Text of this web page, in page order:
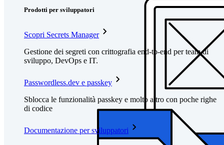
Prodotti per sviluppatori
Scopri Secrets Manager
Gestione dei segreti con crittografia end-to-end per team di
sviluppo, DevOps e IT.
Passwordless.dev e passkey
Sblocca le funzionalità passkey e molto altro con poche righe
di codice
Documentazione per sviluppatori